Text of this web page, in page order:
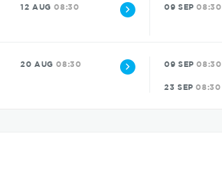
12 AUG 08:30 09 SEP 08:30
20 AUG 08:30 09 SEP 08:30
23 SEP 08:30